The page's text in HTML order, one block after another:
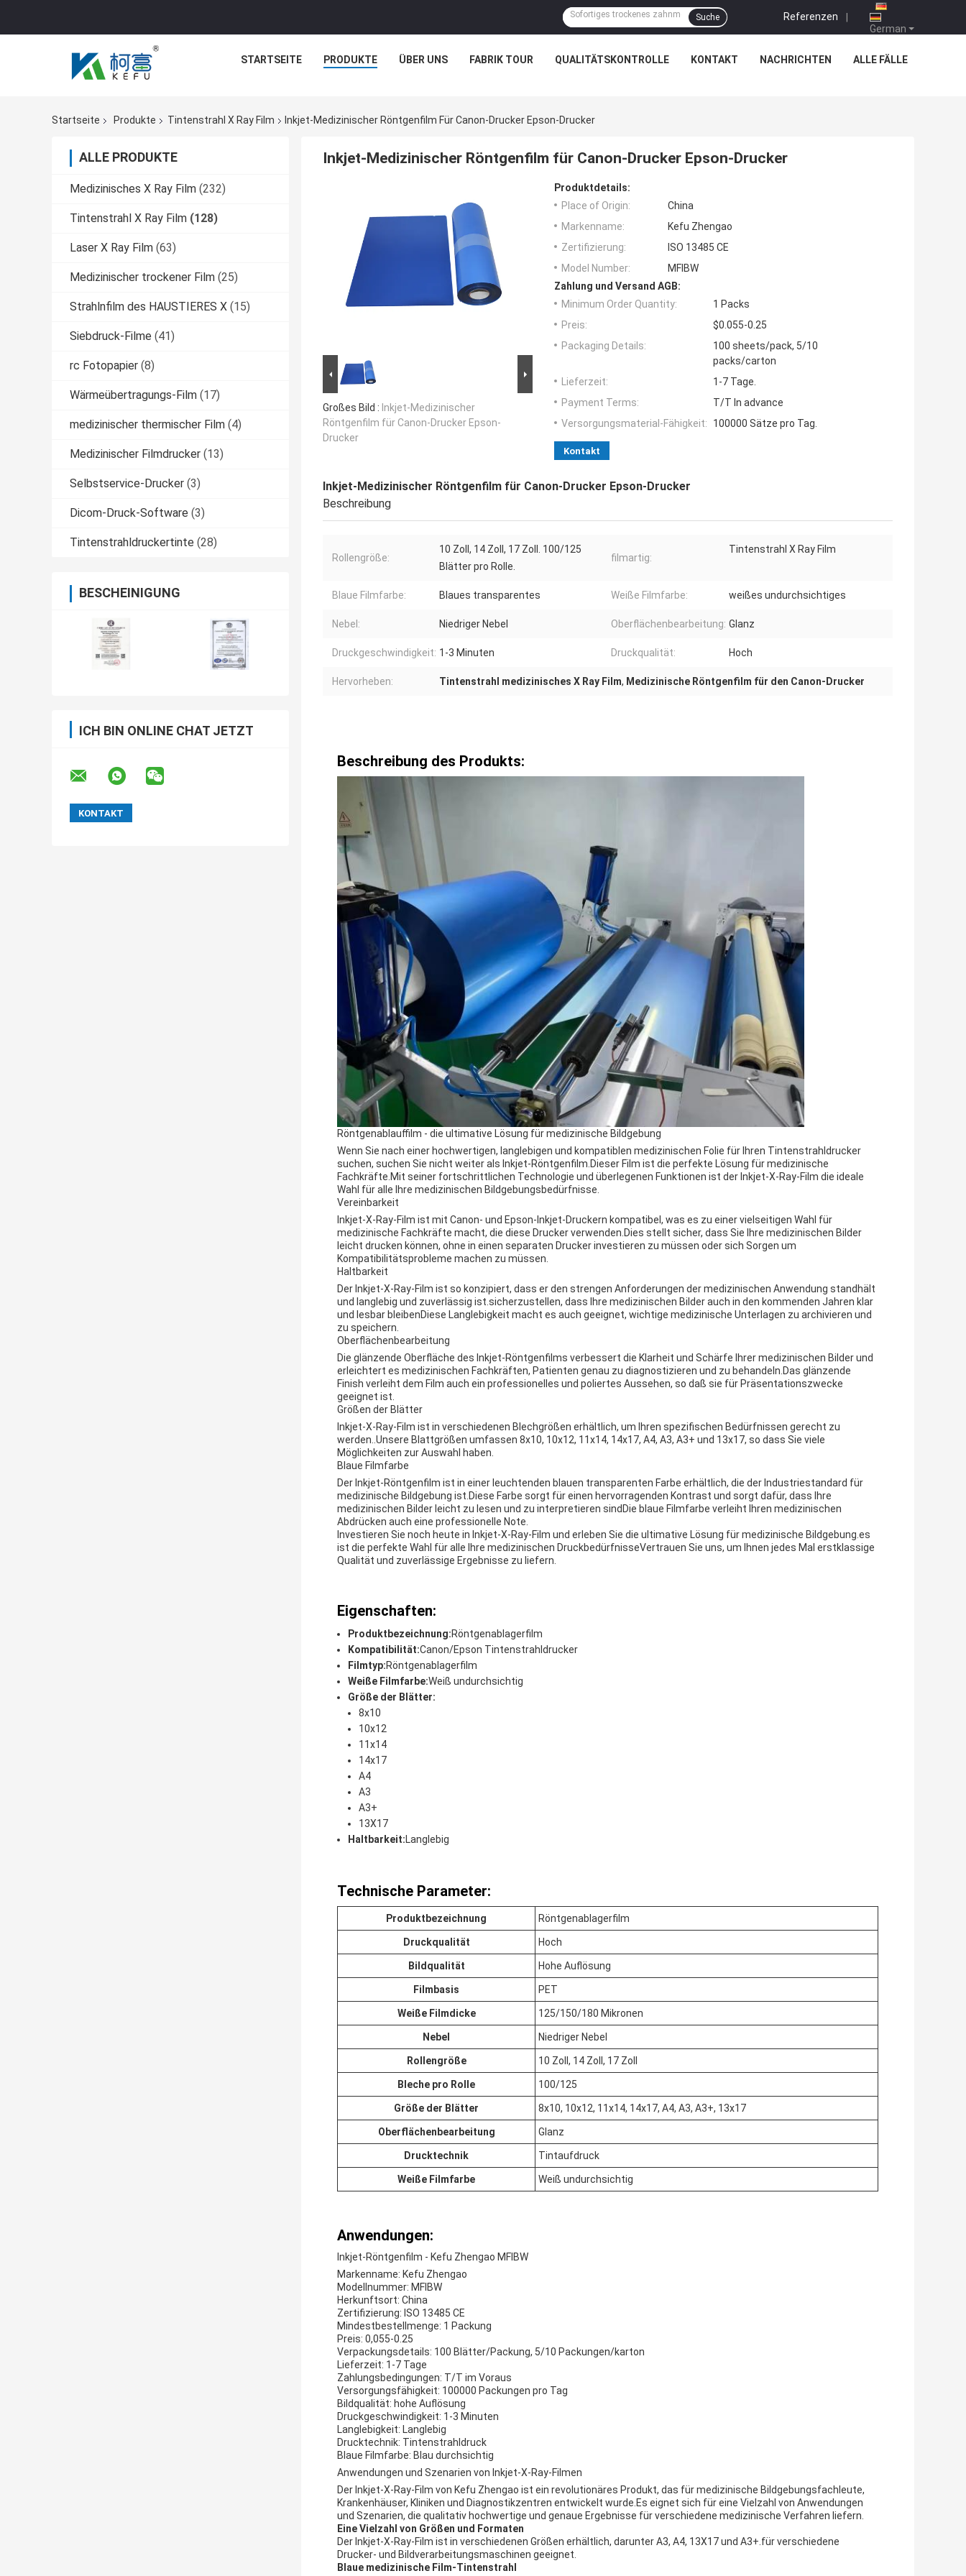
German
Referenzen |
Suche
STARTSEITE PRODUKTE ÜBER UNS FABRIK TOUR QUALITÄTSKONTROLLE KONTAKT NACHRICHTEN ALLE FÄLLE
Startseite Produkte Tintenstrahl X Ray Film Inkjet-Medizinischer Röntgenfilm Für Canon-Drucker Epson-Drucker
ALLE PRODUKTE
Medizinisches X Ray Film (232)
Tintenstrahl X Ray Film (128)
Laser X Ray Film (63)
Medizinischer trockener Film (25)
Strahlnfilm des HAUSTIERES X (15)
Siebdruck-Filme (41)
rc Fotopapier (8)
Wärmeübertragungs-Film (17)
medizinischer thermischer Film (4)
Medizinischer Filmdrucker (13)
Selbstservice-Drucker (3)
Dicom-Druck-Software (3)
Tintenstrahldruckertinte (28)
BESCHEINIGUNG
ICH BIN ONLINE CHAT JETZT
Inkjet-Medizinischer Röntgenfilm für Canon-Drucker Epson-Drucker
Großes Bild : Inkjet-Medizinischer
Röntgenfilm für Canon-Drucker Epson-
Drucker
Produktdetails:
Place of Origin:
China
Markenname:
Kefu Zhengao
Zertifizierung:
ISO 13485 CE
Model Number:
MFIBW
Zahlung und Versand AGB:
Minimum Order Quantity:
1 Packs
Preis:
$0.055-0.25
Packaging Details:
100 sheets/pack, 5/10
packs/carton
Lieferzeit:
1-7 Tage.
Payment Terms:
T/T In advance
Versorgungsmaterial-Fähigkeit:
100000 Sätze pro Tag.
Kontakt
Inkjet-Medizinischer Röntgenfilm für Canon-Drucker Epson-Drucker
Beschreibung
Rollengröße:
10 Zoll, 14 Zoll, 17 Zoll. 100/125
Blätter pro Rolle.
filmartig:
Tintenstrahl X Ray Film
Blaue Filmfarbe: Blaues transparentes Weiße Filmfarbe: weißes undurchsichtiges
Nebel: Niedriger Nebel Oberflächenbearbeitung: Glanz
Druckgeschwindigkeit: 1-3 Minuten Druckqualität: Hoch
Hervorheben: Tintenstrahl medizinisches X Ray Film, Medizinische Röntgenfilm für den Canon-Drucker
Beschreibung des Produkts:
Röntgenablauffilm - die ultimative Lösung für medizinische Bildgebung
Wenn Sie nach einer hochwertigen, langlebigen und kompatiblen medizinischen Folie für Ihren Tintenstrahldrucker
suchen, suchen Sie nicht weiter als Inkjet-Röntgenfilm.Dieser Film ist die perfekte Lösung für medizinische
Fachkräfte.Mit seiner fortschrittlichen Technologie und überlegenen Funktionen ist der Inkjet-X-Ray-Film die ideale
Wahl für alle Ihre medizinischen Bildgebungsbedürfnisse.
Vereinbarkeit
Inkjet-X-Ray-Film ist mit Canon- und Epson-Inkjet-Druckern kompatibel, was es zu einer vielseitigen Wahl für
medizinische Fachkräfte macht, die diese Drucker verwenden.Dies stellt sicher, dass Sie Ihre medizinischen Bilder
leicht drucken können, ohne in einen separaten Drucker investieren zu müssen oder sich Sorgen um
Kompatibilitätsprobleme machen zu müssen.
Haltbarkeit
Der Inkjet-X-Ray-Film ist so konzipiert, dass er den strengen Anforderungen der medizinischen Anwendung standhält
und langlebig und zuverlässig ist.sicherzustellen, dass Ihre medizinischen Bilder auch in den kommenden Jahren klar
und lesbar bleibenDiese Langlebigkeit macht es auch geeignet, wichtige medizinische Unterlagen zu archivieren und
zu speichern.
Oberflächenbearbeitung
Die glänzende Oberfläche des Inkjet-Röntgenfilms verbessert die Klarheit und Schärfe Ihrer medizinischen Bilder und
erleichtert es medizinischen Fachkräften, Patienten genau zu diagnostizieren und zu behandeln.Das glänzende
Finish verleiht dem Film auch ein professionelles und poliertes Aussehen, so daß sie für Präsentationszwecke
geeignet ist.
Größen der Blätter
Inkjet-X-Ray-Film ist in verschiedenen Blechgrößen erhältlich, um Ihren spezifischen Bedürfnissen gerecht zu
werden..Unsere Blattgrößen umfassen 8x10, 10x12, 11x14, 14x17, A4, A3, A3+ und 13x17, so dass Sie viele
Möglichkeiten zur Auswahl haben.
Blaue Filmfarbe
Der Inkjet-Röntgenfilm ist in einer leuchtenden blauen transparenten Farbe erhältlich, die der Industriestandard für
medizinische Bildgebung ist.Diese Farbe sorgt für einen hervorragenden Kontrast und sorgt dafür, dass Ihre
medizinischen Bilder leicht zu lesen und zu interpretieren sindDie blaue Filmfarbe verleiht Ihren medizinischen
Abdrücken auch eine professionelle Note.
Investieren Sie noch heute in Inkjet-X-Ray-Film und erleben Sie die ultimative Lösung für medizinische Bildgebung.es
ist die perfekte Wahl für alle Ihre medizinischen DruckbedürfnisseVertrauen Sie uns, um Ihnen jedes Mal erstklassige
Qualität und zuverlässige Ergebnisse zu liefern.
Eigenschaften:
Produktbezeichnung:Röntgenablagerfilm
Kompatibilität:Canon/Epson Tintenstrahldrucker
Filmtyp:Röntgenablagerfilm
Weiße Filmfarbe:Weiß undurchsichtig
Größe der Blätter:
8x10
10x12
11x14
14x17
A4
A3
A3+
13X17
Haltbarkeit:Langlebig
Technische Parameter:
Produktbezeichnung Röntgenablagerfilm
Druckqualität Hoch
Bildqualität Hohe Auflösung
Filmbasis PET
Weiße Filmdicke 125/150/180 Mikronen
Nebel Niedriger Nebel
Rollengröße 10 Zoll, 14 Zoll, 17 Zoll
Bleche pro Rolle 100/125
Größe der Blätter 8x10, 10x12, 11x14, 14x17, A4, A3, A3+, 13x17
Oberflächenbearbeitung Glanz
Drucktechnik Tintaufdruck
Weiße Filmfarbe Weiß undurchsichtig
Anwendungen:
Inkjet-Röntgenfilm - Kefu Zhengao MFIBW
Markenname: Kefu Zhengao
Modellnummer: MFIBW
Herkunftsort: China
Zertifizierung: ISO 13485 CE
Mindestbestellmenge: 1 Packung
Preis: 0,055-0.25
Verpackungsdetails: 100 Blätter/Packung, 5/10 Packungen/karton
Lieferzeit: 1-7 Tage
Zahlungsbedingungen: T/T im Voraus
Versorgungsfähigkeit: 100000 Packungen pro Tag
Bildqualität: hohe Auflösung
Druckgeschwindigkeit: 1-3 Minuten
Langlebigkeit: Langlebig
Drucktechnik: Tintenstrahldruck
Blaue Filmfarbe: Blau durchsichtig
Anwendungen und Szenarien von Inkjet-X-Ray-Filmen
Der Inkjet-X-Ray-Film von Kefu Zhengao ist ein revolutionäres Produkt, das für medizinische Bildgebungsfachleute,
Krankenhäuser, Kliniken und Diagnostikzentren entwickelt wurde.Es eignet sich für eine Vielzahl von Anwendungen
und Szenarien, die qualitativ hochwertige und genaue Ergebnisse für verschiedene medizinische Verfahren liefern.
Eine Vielzahl von Größen und Formaten
Der Inkjet-X-Ray-Film ist in verschiedenen Größen erhältlich, darunter A3, A4, 13X17 und A3+.für verschiedene
Drucker- und Bildverarbeitungsmaschinen geeignet.
Blaue medizinische Film-Tintenstrahl